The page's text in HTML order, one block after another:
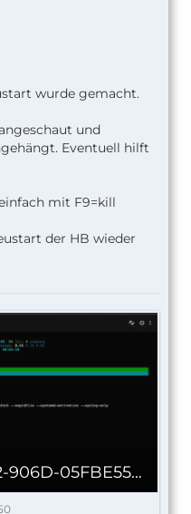
wurde gemacht.
und
Eventuell hilft
mit F9=kill
der HB wieder
CF71D901-2CAD-4142-906D-05FBE5573F9C.jpeg